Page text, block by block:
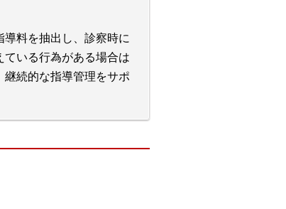
料を抽出し、診察時に
ている行為がある場合は
続的な指導管理をサポ